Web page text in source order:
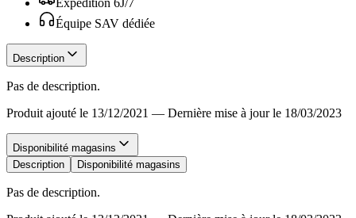
Équipe SAV dédiée
Description
Pas de description.
Produit ajouté le 13/12/2021 — Dernière mise à jour le 18/03/2023
Disponibilité magasins
Description
Disponibilité magasins
Pas de description.